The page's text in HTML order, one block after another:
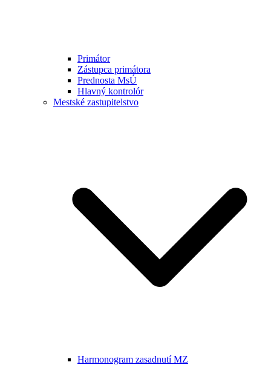
Primátor
Zástupca primátora
Prednosta MsÚ
Hlavný kontrolór
Mestské zastupitelstvo
Harmonogram zasadnutí MZ